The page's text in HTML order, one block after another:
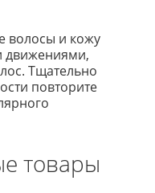
волосы и кожу
движениями,
Тщательно
повторите
товары